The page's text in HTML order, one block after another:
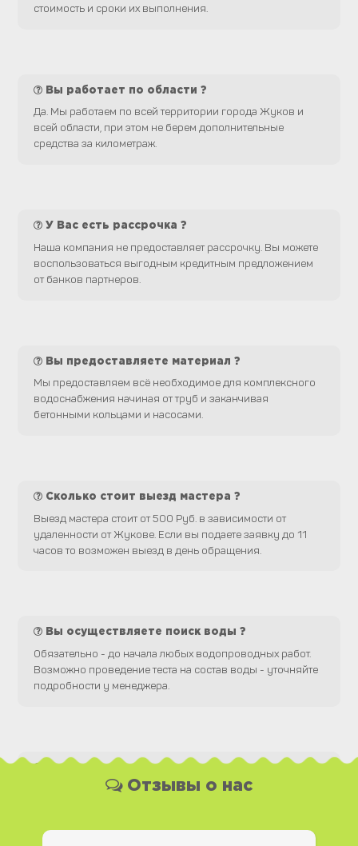
стоимость и сроки их выполнения.
Вы работает по области ?
Да. Мы работаем по всей территории города Жуков и
всей области, при этом не берем дополнительные
средства за километраж.
У Вас есть рассрочка ?
Наша компания не предоставляет рассрочку. Вы можете
воспользоваться выгодным кредитным предложением
от банков партнеров.
Вы предоставляете материал ?
Мы предоставляем всё необходимое для комплексного
водоснабжения начиная от труб и заканчивая
бетонными кольцами и насосами.
Сколько стоит выезд мастера ?
Выезд мастера стоит от 500 Руб. в зависимости от
удаленности от Жукове. Если вы подаете заявку до 11
часов то возможен выезд в день обращения.
Вы осуществляете поиск воды ?
Обязательно - до начала любых водопроводных работ.
Возможно проведение теста на состав воды - уточняйте
подробности у менеджера.
Вы можете оплатить наши услуги и необходимые
работаем с юридическими лицами.
Отзывы о нас